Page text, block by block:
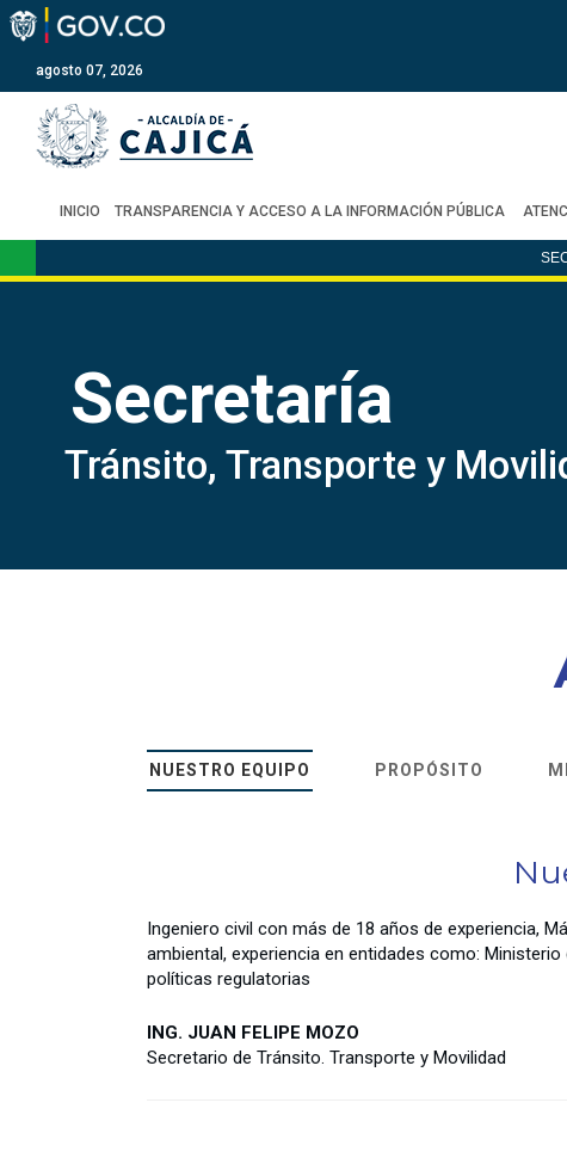
agosto 07, 2026
INICIO TRANSPARENCIA Y ACCESO A LA INFORMACIÓN PÚBLICA
Secretaría
Tránsito, Transporte y
NUESTRO EQUIPO PROPÓSITO
Ingeniero civil con más de 18 años de experiencia,
ambiental, experiencia en entidades como:
políticas regulatorias
ING. JUAN FELIPE MOZO
Secretario de Tránsito. Transporte y Movilidad